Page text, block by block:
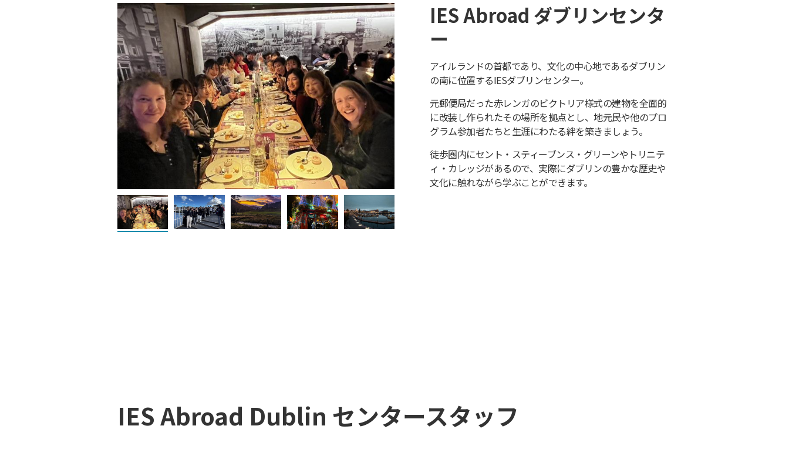
IES Abroad ダブリンセンタ
ー
アイルランドの首都であり、文化の中心地であるダブリン
の南に位置するIESダブリンセンター。
元郵便局だった赤レンガのビクトリア様式の建物を全面的
に改装し作られたその場所を拠点とし、地元民や他のプロ
グラム参加者たちと生涯にわたる絆を築きましょう。
徒歩圏内にセント・スティーブンス・グリーンやトリニテ
ィ・カレッジがあるので、実際にダブリンの豊かな歴史や
文化に触れながら学ぶことができます。
IES Abroad Dublin センタースタッフ